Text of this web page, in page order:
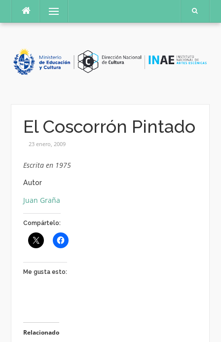
contenido
Menú
El Coscorrón Pintado
23 enero, 2009
Escrita en 1975
Autor
Juan Graña
Compártelo:
Me gusta esto:
Relacionado